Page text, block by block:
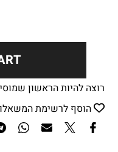
רוצה להיות הראשון
הוסף לרשימת